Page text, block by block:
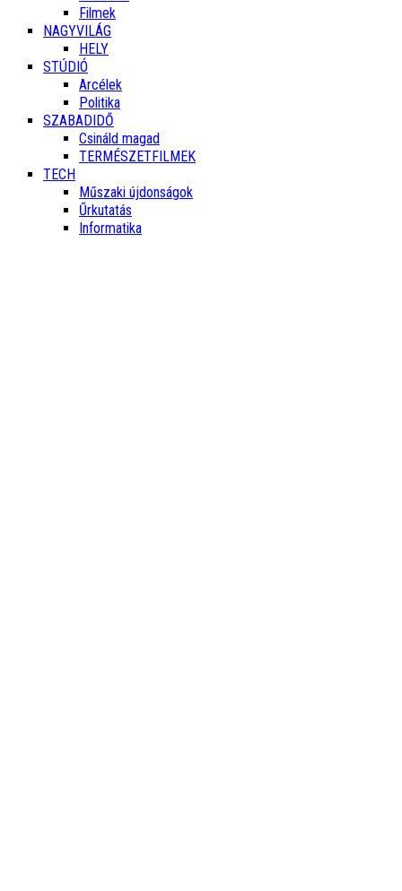
Filmek
NAGYVILÁG
HELY
STÚDIÓ
Arcélek
Politika
SZABADIDŐ
Csináld magad
TERMÉSZETFILMEK
TECH
Műszaki újdonságok
Űrkutatás
Informatika